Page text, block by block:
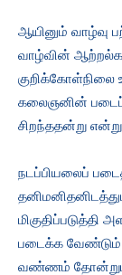
ஆயினும் வாழ்வு
வாழ்வின்
குறிக்கோள்நிலை
கலைஞனின்
சிறந்ததன்று
நடப்பியலைப்
மிகுதிப்படுத்தி
படைக்க
வண்ணம்